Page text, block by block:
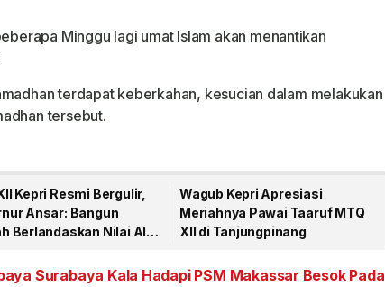
Minggu lagi umat Islam akan menantikan
terdapat keberkahan, kesucian dalam melakukan
tersebut.
Kepri Resmi Bergulir,
Ansar: Bangun
Berlandaskan Nilai Al-
Wagub Kepri Apresiasi
Meriahnya Pawai Taaruf MTQ
XII di Tanjungpinang
Surabaya Kala Hadapi PSM Makassar Besok Pada